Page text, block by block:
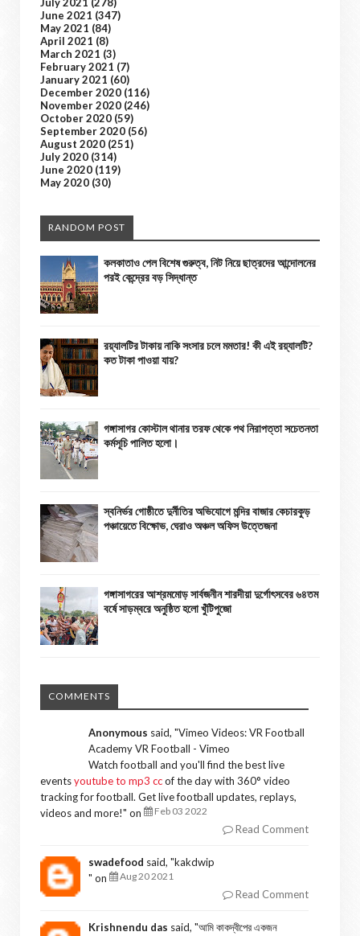
July 2021 (278)
June 2021 (347)
May 2021 (84)
April 2021 (8)
March 2021 (3)
February 2021 (7)
January 2021 (60)
December 2020 (116)
November 2020 (246)
October 2020 (59)
September 2020 (56)
August 2020 (251)
July 2020 (314)
June 2020 (119)
May 2020 (30)
RANDOM POST
কলকাতাও পেল বিশেষ গুরুত্ব, নিট নিয়ে ছাত্রদের আন্দোলনের
পরই কেন্দ্রের বড় সিদ্ধান্ত
রয়্যালটির টাকায় নাকি সংসার চলে মমতার! কী এই রয়্যালটি?
কত টাকা পাওয়া যায়?
গঙ্গাসাগর কোস্টাল থানার তরফ থেকে পথ নিরাপত্তা সচেতনতা
কর্মসূচি পালিত হলো।
স্বনির্ভর গোষ্ঠীতে দুর্নীতির অভিযোগে মন্দির বাজার কেচারকুড়
পঞ্চায়েতে বিক্ষোভ, ঘেরাও অঞ্চল অফিস উত্তেজনা
গঙ্গাসাগরের আশ্রমমোড় সার্বজনীন শারদীয়া দুর্গোৎসবের ৬৪তম
বর্ষে সাড়ম্বরে অনুষ্ঠিত হলো খুঁটিপুজো
COMMENTS
Anonymous said, "Vimeo Videos: VR Football
Academy VR Football - Vimeo
Watch football and you'll find the best live
eventsyoutube to mp3 ccof the day with 360° video
tracking for football. Get live football updates, replays,
videos and more!" on Feb 03 2022
Read Comment
swadefood said, "kakdwip
" on
Aug 20 2021
Read Comment
Krishnendu das said, "আমি কাকদ্বীপের একজন